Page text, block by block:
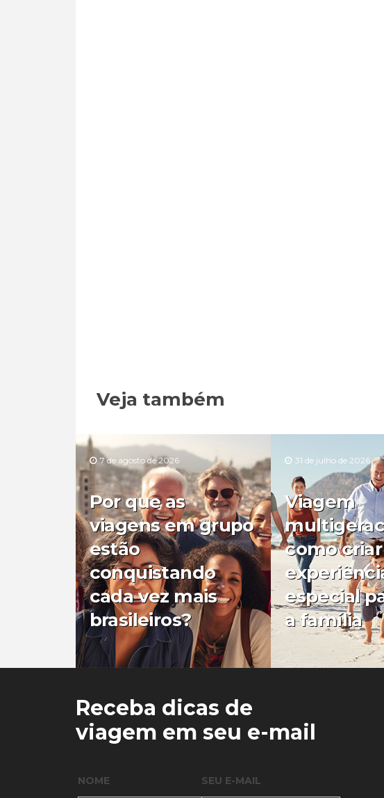
Veja também
7 de agosto de 2026
Por que as
viagens em grupo
estão
conquistando
cada vez mais
brasileiros?
0
31 de julho de 2026
Viagem
como
especial
a família
0
Receba dicas de
viagem em seu e-mail
NOME SEU E-MAIL